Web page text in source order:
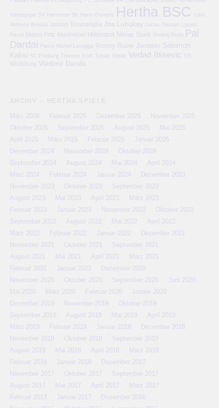
Hamburger SV Hannover 96 Harm Osmers Hertha BSC
John
Anthony Brooks
Jordan Torunarigha Jos Luhukay Lucas Tousart
Lucien
Favre
Marco Fritz Maximilian Mittelstädt Niklas Stark Ondrej Duda Pal
Dardai
Pierre-Michel Lasogga Ronny Rune Jarstein Salomon
Kalou SC Freiburg Thomas Kraft Tobias Stieler Vedad Ibisevic
VfL
Wolfsburg
Vladimir Darida
März 2026 Februar 2026 Dezember 2025
November 2025
Oktober 2025
September 2025 August 2025
Mai 2025
April 2025
März 2025 Februar 2025
Januar 2025
Dezember 2024
November 2024
Oktober 2024
September 2024
August 2024 Mai 2024
April 2024
März 2024
Februar 2024 Januar 2024
Dezember 2023
November 2023
Oktober 2023
September 2023
August 2023
Mai 2023 April 2023
März 2023
Februar 2023
Januar 2023 November 2022
Oktober 2022
September 2022
August 2022 Mai 2022
April 2022
März 2022
Februar 2022 Januar 2022
Dezember 2021
November 2021
Oktober 2021
September 2021
August 2021
Mai 2021 April 2021
März 2021
Februar 2021
Januar 2021
Dezember 2020
November 2020
Oktober 2020 September 2020
Juni 2020
Mai 2020
März 2020 Februar 2020
Januar 2020
Dezember 2019
November 2019
Oktober 2019
September 2019
August 2019 Mai 2019
April 2019
März 2019
Februar 2019 Januar 2019
Dezember 2018
November 2018
Oktober 2018
September 2018
August 2018
Mai 2018 April 2018
März 2018
Februar 2018
Januar 2018
Dezember 2017
November 2017
Oktober 2017
September 2017
August 2017
Mai 2017 April 2017
März 2017
Februar 2017
Januar 2017
Dezember 2016